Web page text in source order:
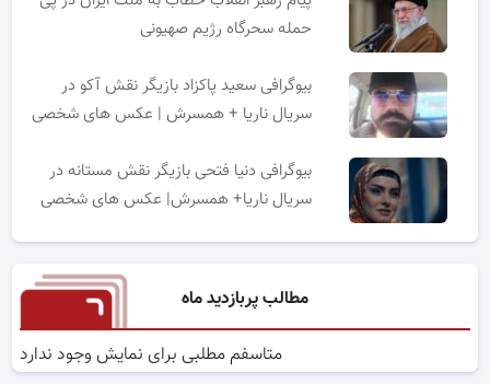
حمله سحرگاه رژیم صهیونی
بیوگرافی سعید پاکزاد بازیگر نقش آکو در
سریال ناریا + همسرش | عکس های شخصی
بیوگرافی دنیا فتحی بازیگر نقش مستانه در
سریال ناریا+ همسرش| عکس های شخصی
مطالب پربازدید ماه
متاسفم مطلبی برای نمایش وجود ندارد